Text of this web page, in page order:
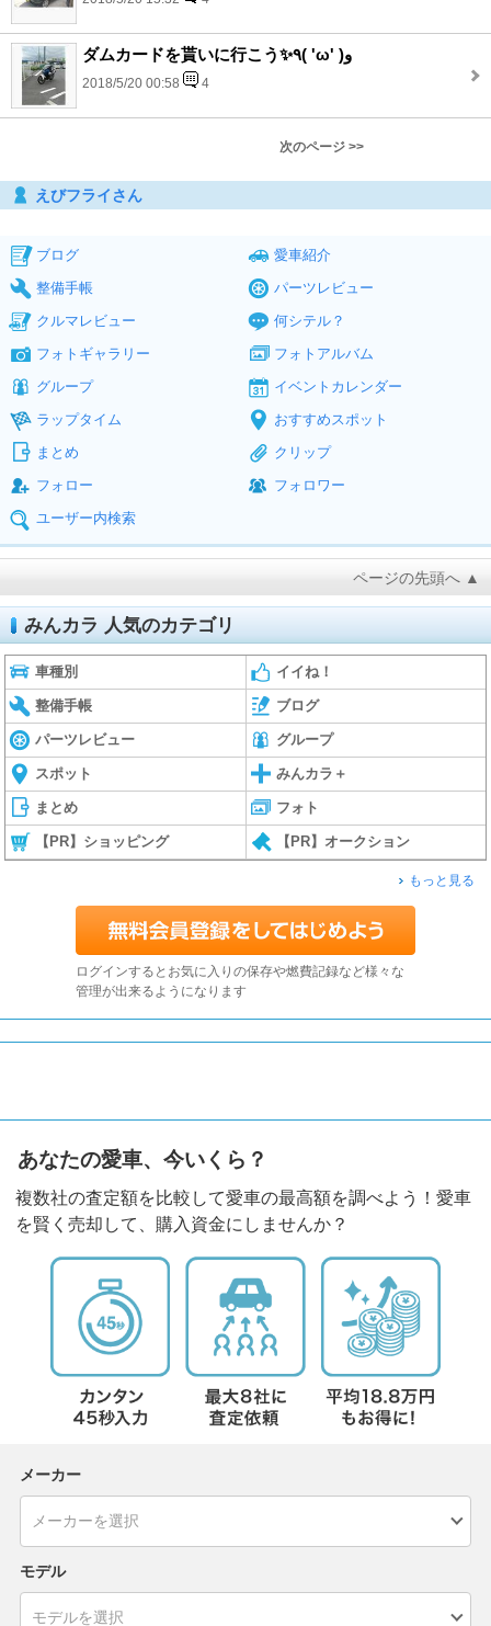
ダムカードを貰いに行こう✨٩( 'ω' )و
2018/5/20 00:58 4
次のページ >>
えびフライさん
ブログ
愛車紹介
整備手帳
パーツレビュー
クルマレビュー
何シテル？
フォトギャラリー
フォトアルバム
グループ
イベントカレンダー
ラップタイム
おすすめスポット
まとめ
クリップ
フォロー
フォロワー
ユーザー内検索
ページの先頭へ ▲
みんカラ 人気のカテゴリ
車種別 イイね！
整備手帳 ブログ
パーツレビュー グループ
スポット みんカラ＋
まとめ フォト
【PR】ショッピング 【PR】オークション
もっと見る
ログインするとお気に入りの保存や燃費記録など様々な
管理が出来るようになります
あなたの愛車、今いくら？
複数社の査定額を比較して愛車の最高額を調べよう！愛車
を賢く売却して、購入資金にしませんか？
メーカー
モデル